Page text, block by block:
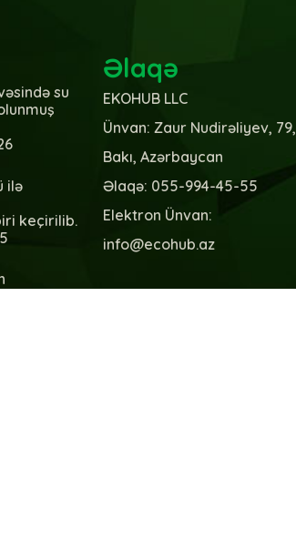
su
ilə
keçirilib.
Əlaqə
EKOHUB LLC
Ünvan: Zaur Nudirəliyev, 79,
Bakı, Azərbaycan
Əlaqə: 055-994-45-55
Elektron Ünvan:
info@ecohub.az